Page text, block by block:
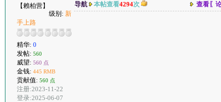
【赖柏营】
级别: 新
手上路
精华: 0
发帖: 560
威望: 560 点
金钱: 445 RMB
贡献值: 560 点
注册:2023-11-22
登录:2025-06-07
导航 本帖查看4294次 查看〖